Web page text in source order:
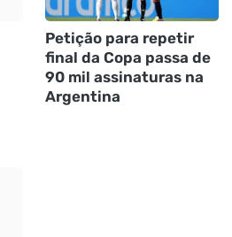
Petição para repetir
final da Copa passa de
90 mil assinaturas na
Argentina